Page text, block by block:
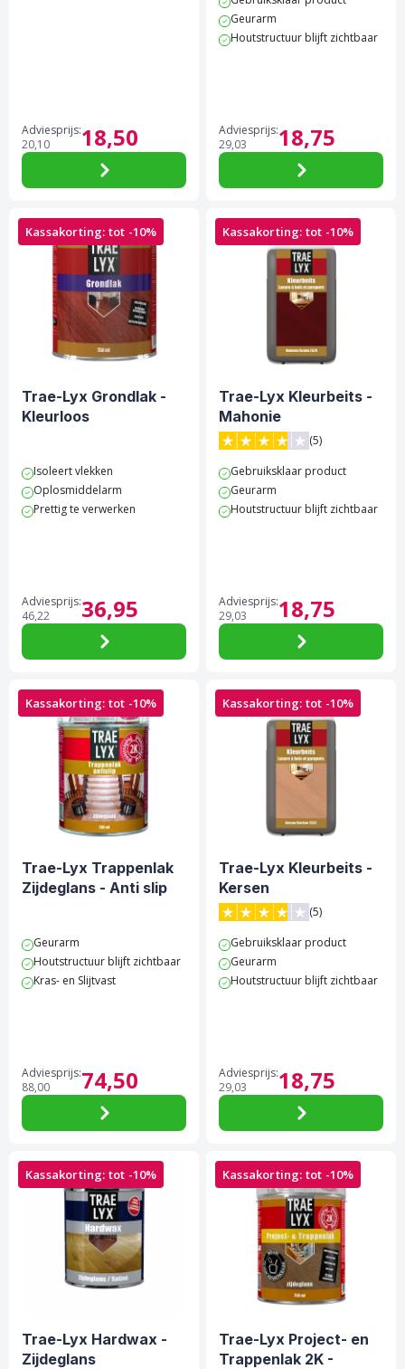
18,50
Adviesprijs:
20,10
Geurarm
Houtstructuur blijft zichtbaar
18,75
Adviesprijs:
29,03
Kassakorting: tot -10%
Trae-Lyx Grondlak -
Kleurloos
Isoleert vlekken
Oplosmiddelarm
Prettig te verwerken
36,95
Adviesprijs:
46,22
Kassakorting: tot -10%
Trae-Lyx Kleurbeits -
Mahonie
(5)
Gebruiksklaar product
Geurarm
Houtstructuur blijft zichtbaar
18,75
Adviesprijs:
29,03
Kassakorting: tot -10%
Trae-Lyx Trappenlak
Zijdeglans - Anti slip
Geurarm
Houtstructuur blijft zichtbaar
Kras- en Slijtvast
74,50
Adviesprijs:
88,00
Kassakorting: tot -10%
Trae-Lyx Kleurbeits -
Kersen
(5)
Gebruiksklaar product
Geurarm
Houtstructuur blijft zichtbaar
18,75
Adviesprijs:
29,03
Kassakorting: tot -10%
Trae-Lyx Hardwax -
Zijdeglans
Kassakorting: tot -10%
Trae-Lyx Project- en
Trappenlak 2K -